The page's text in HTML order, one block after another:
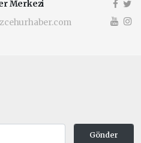
Merkezi
Gönder